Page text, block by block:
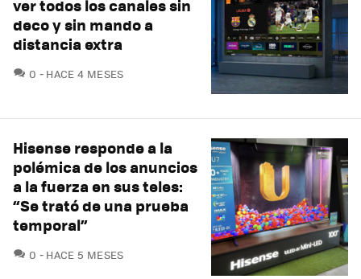
ver todos los canales sin
deco y sin mando a
distancia extra
0 COMENTARIOS
HACE 4 MESES
Hisense responde a la
polémica de los anuncios
a la fuerza en sus teles:
“Se trató de una prueba
temporal”
0 COMENTARIOS
HACE 5 MESES